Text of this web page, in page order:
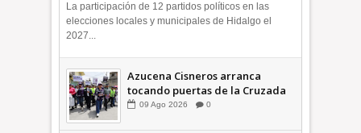
La participación de 12 partidos políticos en las
elecciones locales y municipales de Hidalgo el
2027...
Azucena Cisneros arranca
tocando puertas de la Cruzada
Violeta en la Colosio +Video |
09 Ago 2026 0